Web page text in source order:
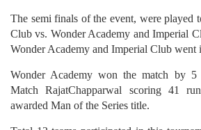
The semi finals of the event, were played
Club vs. Wonder Academy and Imperial
Wonder Academy and Imperial Club went
Wonder Academy won the match by
Match RajatChapparwal scoring 41
awarded Man of the Series title.